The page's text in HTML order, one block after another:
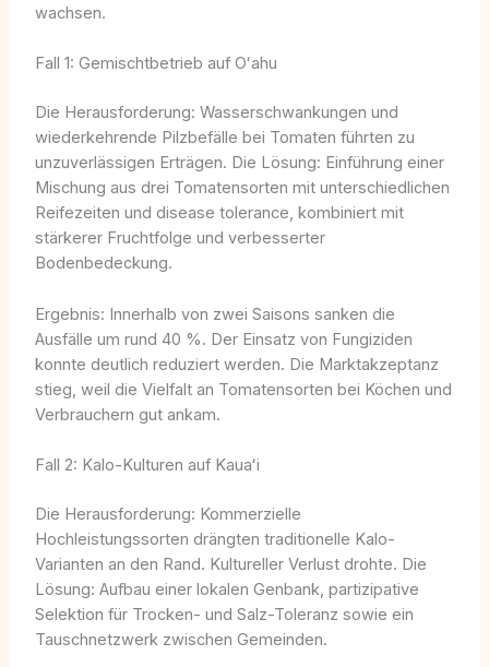
wachsen.
Fall 1: Gemischtbetrieb auf Oʻahu
Die Herausforderung: Wasserschwankungen und
wiederkehrende Pilzbefälle bei Tomaten führten zu
unzuverlässigen Erträgen. Die Lösung: Einführung einer
Mischung aus drei Tomatensorten mit unterschiedlichen
Reifezeiten und disease tolerance, kombiniert mit
stärkerer Fruchtfolge und verbesserter
Bodenbedeckung.
Ergebnis: Innerhalb von zwei Saisons sanken die
Ausfälle um rund 40 %. Der Einsatz von Fungiziden
konnte deutlich reduziert werden. Die Marktakzeptanz
stieg, weil die Vielfalt an Tomatensorten bei Köchen und
Verbrauchern gut ankam.
Fall 2: Kalo-Kulturen auf Kauaʻi
Die Herausforderung: Kommerzielle
Hochleistungssorten drängten traditionelle Kalo-
Varianten an den Rand. Kultureller Verlust drohte. Die
Lösung: Aufbau einer lokalen Genbank, partizipative
Selektion für Trocken- und Salz-Toleranz sowie ein
Tauschnetzwerk zwischen Gemeinden.